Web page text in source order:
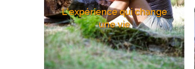
L'expérience qui change
une vie